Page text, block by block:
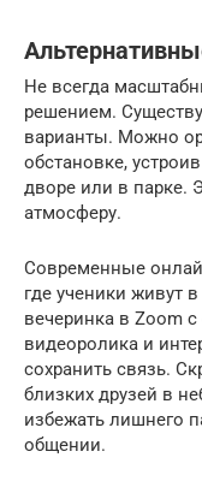
Не всегда
решением.
варианты. Можно
обстановке,
дворе или в парке.
атмосферу.
Современные
где ученики живут
вечеринка в Zoom
видеоролика и
сохранить связь.
близких друзей в
избежать лишнего
общении.